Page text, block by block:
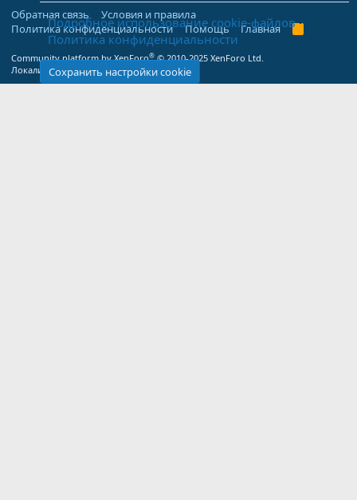
Обратная связь
Условия и правила
Политика конфиденциальности
Помощь Главная
R
Community platform by XenForo® © 2010-2025 XenForo Ltd.
Локализация отXenForo.Info
Подробное использование cookie-файлов
Политика конфиденциальности
Сохранить настройки cookie